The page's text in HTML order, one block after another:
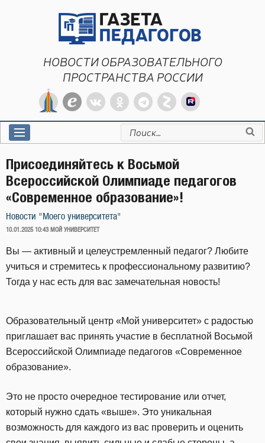
НОВОСТИ ОБРАЗОВАТЕЛЬНОГО
ПРОСТРАНСТВА РОССИИ
Искать:
Присоединяйтесь к Восьмой
Всероссийской Олимпиаде педагогов
«Современное образование»!
Новости "Моего университета"
ОПУБЛИКОВАНО
10.01.2025 10:43 МОЙ УНИВЕРСИТЕТ
Вы — активный и целеустремленный педагог? Любите
учиться и стремитесь к профессиональному развитию?
Тогда у нас есть для вас замечательная новость!
Образовательный центр «Мой университет» с радостью
приглашает вас принять участие в бесплатной Восьмой
Всероссийской Олимпиаде педагогов «Современное
образование».
Это не просто очередное тестирование или отчет,
который нужно сдать «выше». Это уникальная
возможность для каждого из вас проверить и оценить